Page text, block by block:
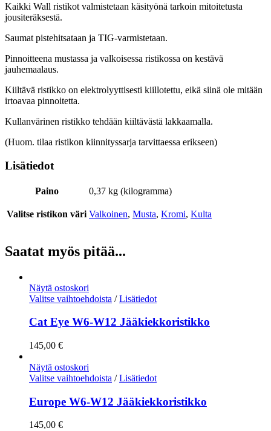
Kaikki Wall ristikot valmistetaan käsityönä tarkoin mitoitetusta
jousiteräksestä.
Saumat pistehitsataan ja TIG-varmistetaan.
Pinnoitteena mustassa ja valkoisessa ristikossa on kestävä
jauhemaalaus.
Kiiltävä ristikko on elektrolyyttisesti kiillotettu, eikä siinä ole mitään
irtoavaa pinnoitetta.
Kullanvärinen ristikko tehdään kiiltävästä lakkaamalla.
(Huom. tilaa ristikon kiinnityssarja tarvittaessa erikseen)
Lisätiedot
Paino 0,37 kg (kilogramma)
Valitse ristikon väri Valkoinen, Musta, Kromi, Kulta
Saatat myös pitää...
Näytä ostoskori
Valitse vaihtoehdoista / Lisätiedot
Cat Eye W6-W12 Jääkiekkoristikko
145,00 €
Näytä ostoskori
Valitse vaihtoehdoista / Lisätiedot
Europe W6-W12 Jääkiekkoristikko
145,00 €